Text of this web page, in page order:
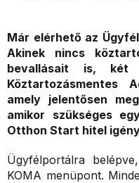
Már elérhető az
Akinek nincs
bevallásait is, két
Köztartozásmentes
amely jelentősen
amikor szükséges
Otthon Start hitel
Ügyfélportálra
KOMA menüpont.